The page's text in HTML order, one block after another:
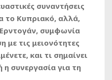
συναντήσεις
το Κυπριακό, αλλά,
συμφωνία
με τις μειονότητες
και τι σημαίνει
συνεργασία για τη